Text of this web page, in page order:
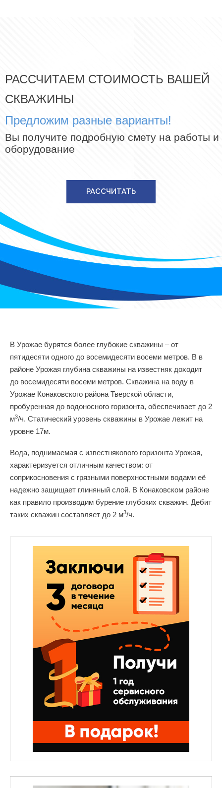
РАССЧИТАЕМ СТОИМОСТЬ ВАШЕЙ
СКВАЖИНЫ
Предложим разные варианты!
Вы получите подробную смету на работы и
оборудование
РАССЧИТАТЬ
В Урожае бурятся более глубокие скважины – от
пятидесяти одного до восемидесяти восеми метров. В в
районе Урожая глубина скважины на известняк доходит
до восемидесяти восеми метров. Скважина на воду в
Урожае Конаковского района Тверской области,
пробуренная до водоносного горизонта, обеспечивает до 2
м3/ч. Статический уровень скважины в Урожае лежит на
уровне 17м.
Вода, поднимаемая с известнякового горизонта Урожая,
характеризуется отличным качеством: от
соприкосновения с грязными поверхностными водами её
надежно защищает глиняный слой. В Конаковском районе
как правило производим бурение глубоких скважин. Дебит
таких скважин составляет до 2 м3/ч.